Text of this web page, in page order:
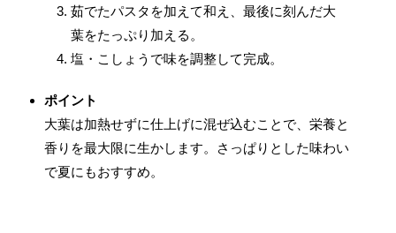
茹でたパスタを加えて和え、最後に刻んだ大
葉をたっぷり加える。
塩・こしょうで味を調整して完成。
ポイント
大葉は加熱せずに仕上げに混ぜ込むことで、栄養と
香りを最大限に生かします。さっぱりとした味わい
で夏にもおすすめ。